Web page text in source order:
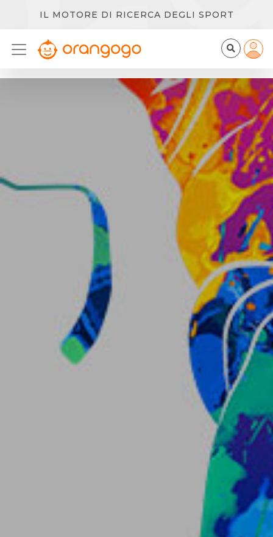
IL MOTORE DI RICERCA DEGLI SPORT